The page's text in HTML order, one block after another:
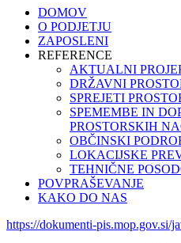
DOMOV
O PODJETJU
ZAPOSLENI
REFERENCE
AKTUALNI
DRŽAVNI
SPREJETI
SPEMEMBE IN
PROSTORSKIH
OBČINSKI
LOKACIJSKE
TEHNIČNE
POVPRAŠEVANJE
KAKO DO NAS
https://dokumenti-pis.mop.gov.si/